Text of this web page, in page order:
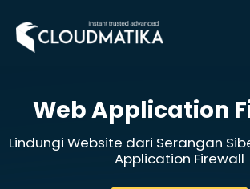
content
Web